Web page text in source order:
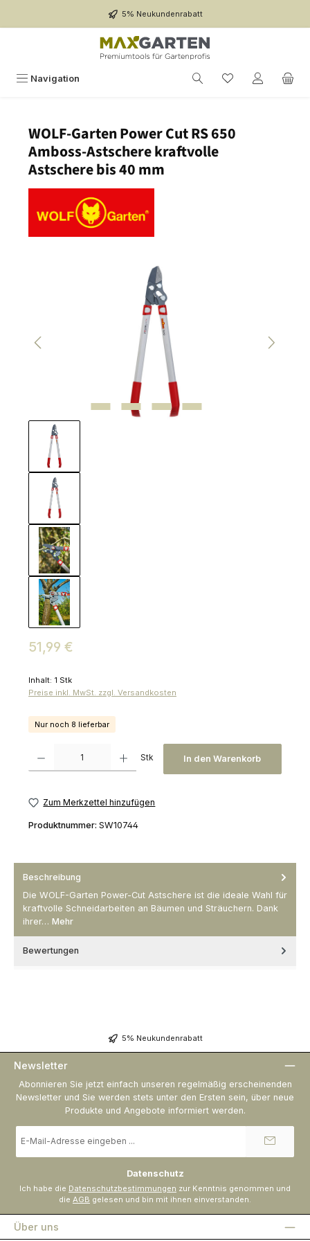
5% Neukundenrabatt
Navigation
WOLF-Garten Power Cut RS 650
Amboss-Astschere kraftvolle
Astschere bis 40 mm
Regulärer Preis:
51,99 €
Inhalt: 1 Stk
Preise inkl. MwSt. zzgl. Versandkosten
Nur noch 8 lieferbar
Stk In den Warenkorb
Zum Merkzettel hinzufügen
Produktnummer: SW10744
Beschreibung
Die WOLF-Garten Power-Cut Astschere ist die ideale Wahl für
kraftvolle Schneidarbeiten an Bäumen und Sträuchern. Dank
ihrer… Mehr
Bewertungen
5% Neukundenrabatt
Newsletter
Abonnieren Sie jetzt einfach unseren regelmäßig erscheinenden
Newsletter und Sie werden stets unter den Ersten sein, über neue
Produkte und Angebote informiert werden.
Mail-
Datenschutz
Ich habe die Datenschutzbestimmungen zur Kenntnis genommen und
die AGB gelesen und bin mit ihnen einverstanden.
Über uns